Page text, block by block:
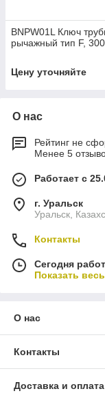
BNPW01L Ключ
рычажный тип F,
Цену уточняйте
О нас
Рейтинг не
Менее 5
Работает с
г. Уральск
Уральск,
Контакты
Сегодня
Показать
О нас
Контакты
Доставка и оплата